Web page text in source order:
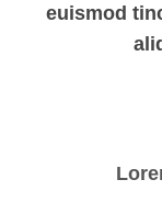
euismod